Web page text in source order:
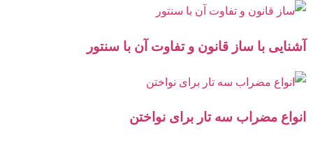
آشنایی با ساز قانون و تفاوت آن با سنتور
انواع مضراب سه تار برای نواختن